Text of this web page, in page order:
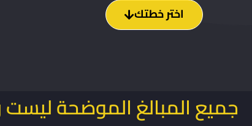
اختر خطتك
جميع المبالغ الموضحة